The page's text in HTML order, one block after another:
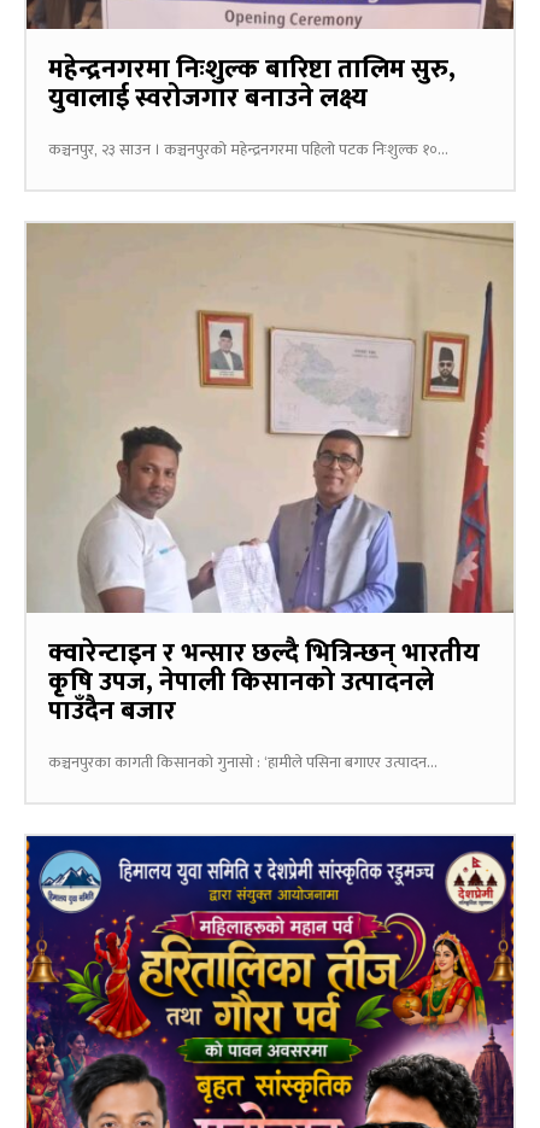
महेन्द्रनगरमा निःशुल्क बारिष्टा तालिम सुरु,
युवालाई स्वरोजगार बनाउने लक्ष्य
कञ्चनपुर, २३ साउन । कञ्चनपुरको महेन्द्रनगरमा पहिलो पटक निःशुल्क १०...
क्वारेन्टाइन र भन्सार छल्दै भित्रिन्छन् भारतीय
कृषि उपज, नेपाली किसानको उत्पादनले
पाउँदैन बजार
कञ्चनपुरका कागती किसानको गुनासो : ‘हामीले पसिना बगाएर उत्पादन...